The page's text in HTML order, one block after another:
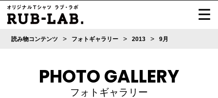
読み物コンテンツ > フォトギャラリー > 2013 > 9月
PHOTO GALLERY
フォトギャラリー